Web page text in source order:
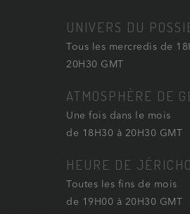
UNIVERS DU
Tous les mercredis de
20H30 GMT
ATMOSPHÈRE DE
Une fois dans le mois
de 18H30 à 20H30 GMT
HEURE DE JÉRICHO
Toutes les fins de mois
de 19H00 à 20H30 GMT